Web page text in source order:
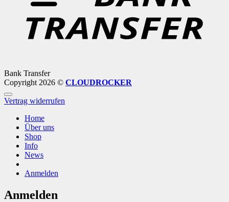
Bank Transfer
Copyright 2026 © CLOUDROCKER
Vertrag widerrufen
Home
Über uns
Shop
Info
News
Anmelden
Anmelden